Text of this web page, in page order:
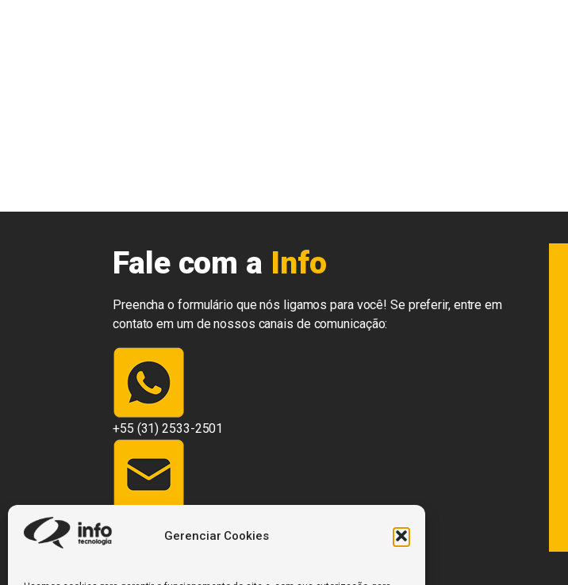
Gerenciar Cookies
Fale com a Info
Preencha o formulário que nós ligamos para você! Se preferir, entre em
contato em um de nossos canais de comunicação:
+55 (31) 2533-2501